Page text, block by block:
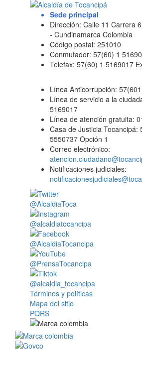
Sede principal
Dirección: Calle 11 Carrera
- Cundinamarca Colombia
Código postal: 251010
Conmutador: 57(60) 1
Telefax: 57(60) 1 5169017
Línea Anticorrupción:
Línea de servicio a la
5169017
Línea de atención gratuita:
Casa de Justicia Tocancipá:
5550737 Opción 1
Correo electrónico:
Notificaciones judiciales:
@AlcaldiaToca
@alcaldiatocancipa
@AlcaldiaTocancipa
@PrensaTocancipa
@alcaldia_tocancipa
Términos y políticas
Mapa del sitio
PQRS